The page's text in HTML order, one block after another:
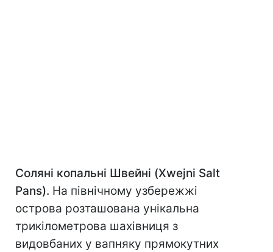
Соляні копальні Швейні (Xwejni Salt
Pans). На північному узбережжі
острова розташована унікальна
трикілометрова шахівниця з
видовбаних у вапняку прямокутних